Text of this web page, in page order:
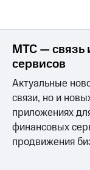
МТС — связь
сервисов
Актуальные
связи, но и
приложениях
финансовых
продвижения